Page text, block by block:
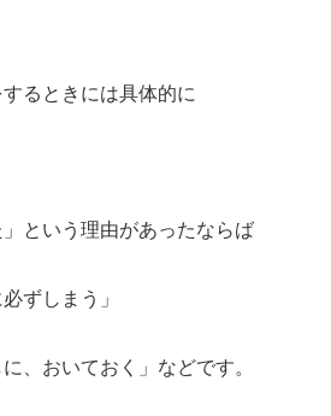
るときには具体的に
」という理由があったならば
ずしまう」
、おいておく」などです。